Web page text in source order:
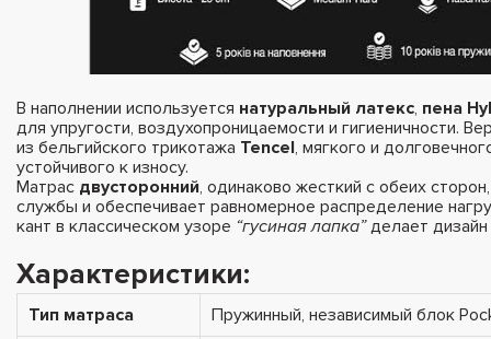
В наполнении используется натуральный латекс, пена
для упругости, воздухопроницаемости и гигиеничности.
из бельгийского трикотажа Tencel, мягкого и
устойчивого к износу.
Матрас двусторонний, одинаково жесткий с обеих
службы и обеспечивает равномерное распределение
кант в классическом узоре “гусиная лапка”делает
Характеристики:
Тип матраса
Пружинный, независимый блок